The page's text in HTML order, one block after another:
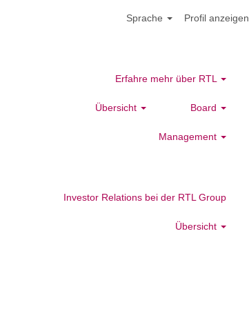
Sprache Profil anzeigen
Erfahre mehr über RTL
Übersicht Board
Management
Investor Relations bei der RTL Group
Übersicht